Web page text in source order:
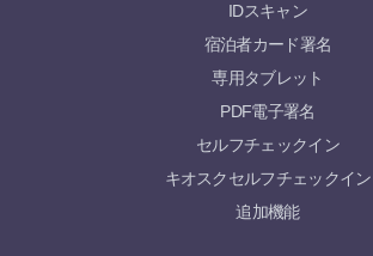
IDスキャン
宿泊者カード署名
専用タブレット
PDF電子署名
セルフチェックイン
キオスクセルフチェックイン
追加機能